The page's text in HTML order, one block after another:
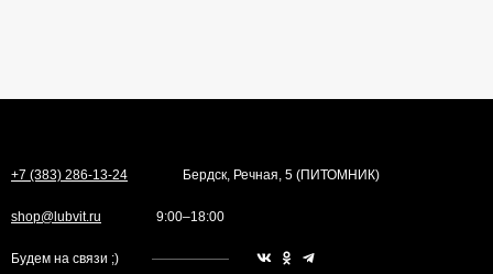
+7 (383) 286-13-24 Бердск, Речная, 5 (ПИТОМНИК)
shop@lubvit.ru 9:00–18:00
Будем на связи ;)